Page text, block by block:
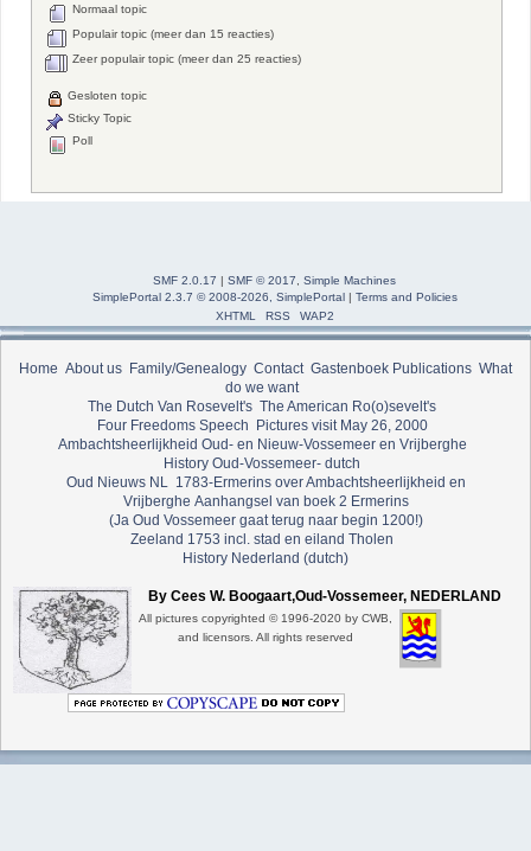
Normaal topic
Populair topic (meer dan 15 reacties)
Zeer populair topic (meer dan 25 reacties)
Gesloten topic
Sticky Topic
Poll
SMF 2.0.17 | SMF © 2017
Simple Machines
SimplePortal 2.3.7 © 2008-2026, SimplePortal| Terms and Policies
XHTML
RSS WAP2
Home About us Family/Genealogy Contact Gastenboek Publications What
do we want
The Dutch Van Rosevelt's The American Ro(o)sevelt's
Four Freedoms Speech Pictures visit May 26, 2000
Ambachtsheerlijkheid Oud- en Nieuw-Vossemeer en Vrijberghe
History Oud-Vossemeer- dutch
Oud Nieuws NL
1783-Ermerins over Ambachtsheerlijkheid en
Vrijberghe Aanhangsel van boek 2 Ermerins
(Ja Oud Vossemeer gaat terug naar begin 1200!)
Zeeland 1753 incl. stad en eiland Tholen
History Nederland (dutch)
By Cees W. Boogaart,Oud-Vossemeer, NEDERLAND
All pictures copyrighted © 1996-2020 by CWB,
and licensors. All rights reserved